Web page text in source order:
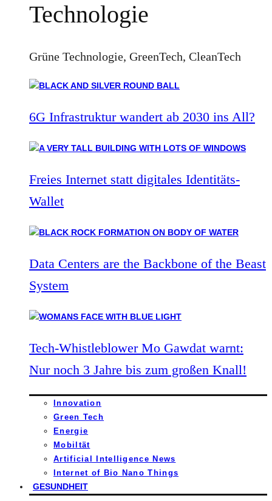
Technologie
Grüne Technologie, GreenTech, CleanTech
6G Infrastruktur wandert ab 2030 ins All?
Freies Internet statt digitales Identitäts-
Wallet
Data Centers are the Backbone of the Beast
System
Tech-Whistleblower Mo Gawdat warnt:
Nur noch 3 Jahre bis zum großen Knall!
Innovation
Green Tech
Energie
Mobiltät
Artificial Intelligence News
Internet of Bio Nano Things
GESUNDHEIT